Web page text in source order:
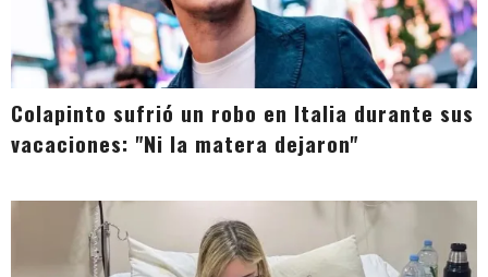
Colapinto sufrió un robo en Italia durante sus
vacaciones: "Ni la matera dejaron"